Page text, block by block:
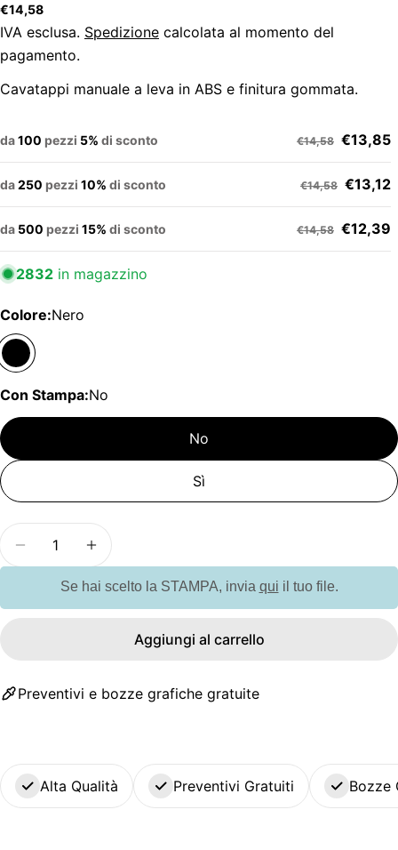
Prezzo
regolare
€14,58
IVA esclusa. Spedizione calcolata al momento del
pagamento.
Cavatappi manuale a leva in ABS e finitura gommata.
da100 pezzi 5% di sconto €14,58 €13,85
da250 pezzi 10% di sconto €14,58 €13,12
da 500 pezzi 15% di sconto €14,58 €12,39
2832 in magazzino
Colore:Nero
Con Stampa:No
No
Sì
Diminuisci la quantità per GO2320 Cavatappi
Aumenta la quantità per GO2320
Se hai scelto la STAMPA, invia qui il tuo file.
Aggiungi al carrello
Preventivi e bozze grafiche gratuite
Alta Qualità Preventivi Gratuiti Bozze